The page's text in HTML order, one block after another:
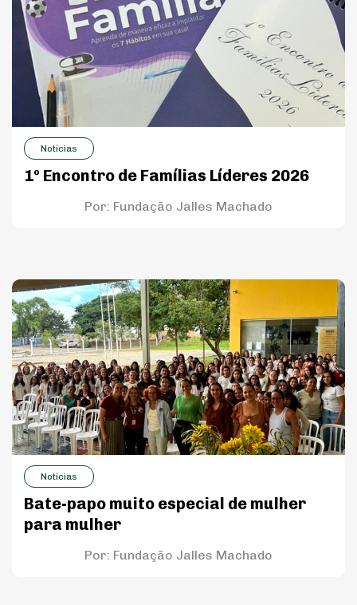
Notícias
1º Encontro de Famílias Líderes 2026
Por: Fundação Jalles Machado
Notícias
Bate-papo muito especial de mulher
para mulher
Por: Fundação Jalles Machado